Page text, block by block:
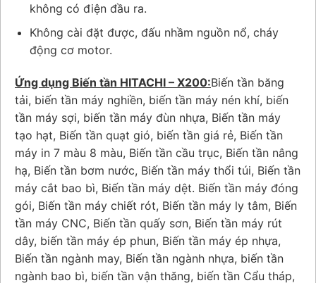
không có điện đầu ra.
Không cài đặt được, đấu nhầm nguồn nổ, cháy
động cơ motor.
Ứng dụng Biến tần HITACHI – X200:Biến tần băng
tải, biến tần máy nghiền, biến tần máy nén khí, biến
tần máy sợi, biến tần máy đùn nhựa, Biến tần máy
tạo hạt, Biến tần quạt gió, biến tần giá rẻ, Biến tần
máy in 7 màu 8 màu, Biến tần cầu trục, Biến tần nâng
hạ, Biến tần bơm nước, Biến tần máy thổi túi, Biến tần
máy cắt bao bì, Biến tần máy dệt. Biến tần máy đóng
gói, Biến tần máy chiết rót, Biến tần máy ly tâm, Biến
tần máy CNC, Biến tần quấy sơn, Biến tần máy rút
dây, biến tần máy ép phun, Biến tần máy ép nhựa,
Biến tần ngành may, Biến tần ngành nhựa, biến tần
ngành bao bì, biến tần vận thăng, biến tần Cẩu tháp,